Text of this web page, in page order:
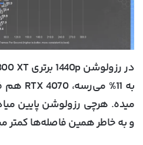
و به خاطر همین فاصله‌ها کمتر